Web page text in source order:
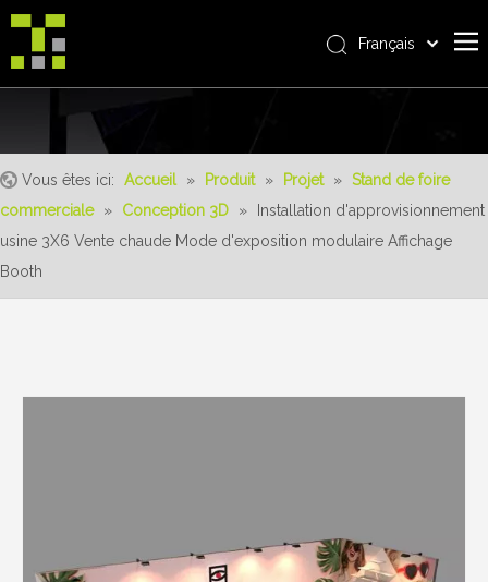
À propos de nous
Produit
Un service
Français
Vous êtes ici: Accueil » Produit » Projet » Stand de foire
commerciale
» Conception 3D »
Installation d'approvisionnement
usine 3X6 Vente chaude Mode d'exposition modulaire Affichage
Booth